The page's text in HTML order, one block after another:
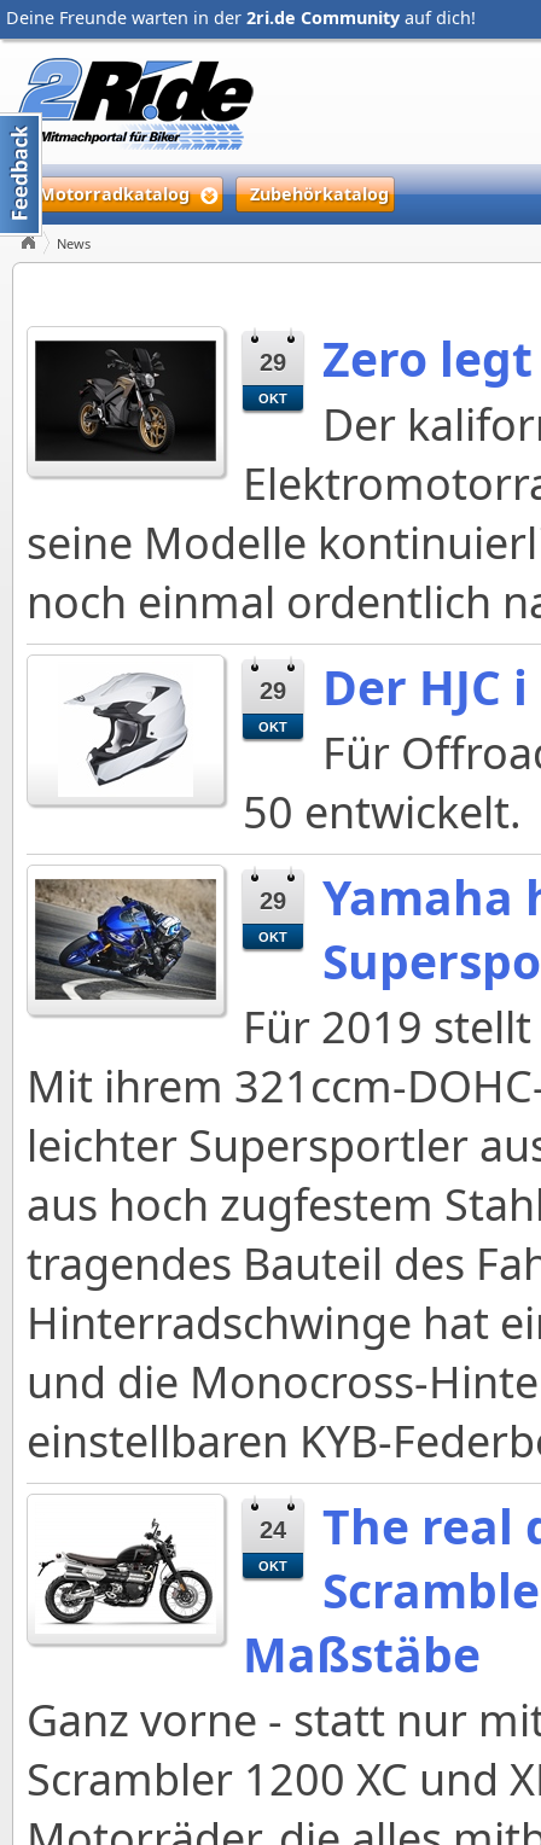
Deine Freunde warten in der 2ri.de Community auf dich!
Motorradkatalog Zubehörkatalog
News
29
OKT
Zero
Der
seine Modelle
noch einmal ordentlich
29
OKT
Der HJC
Für
50 entwickelt.
29
OKT
Yamaha
Für 2019 stellt
Mit ihrem 321ccm-
leichter Supersportler
aus hoch zugfestem
tragendes Bauteil des
Hinterradschwinge hat
und die Monocross-
einstellbaren KYB-
24
OKT
The real
Maßstäbe
Ganz vorne - statt nur
Scrambler 1200 XC und